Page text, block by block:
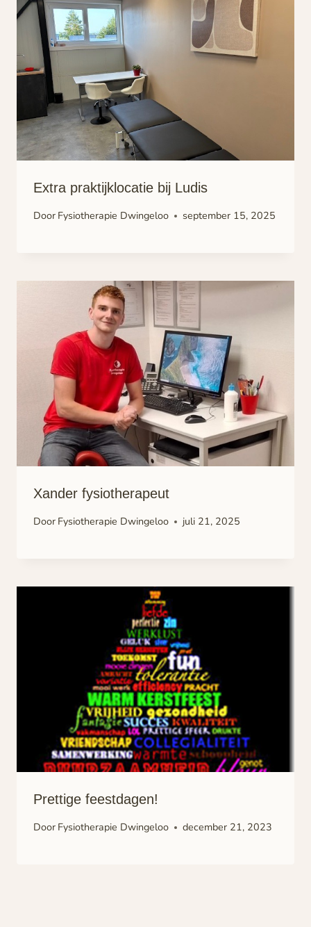
Extra praktijklocatie bij Ludis
Door Fysiotherapie Dwingeloo september 15, 2025
Xander fysiotherapeut
Door Fysiotherapie Dwingeloo juli 21, 2025
Prettige feestdagen!
Door Fysiotherapie Dwingeloo december 21, 2023